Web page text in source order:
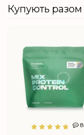
Купують разом
8